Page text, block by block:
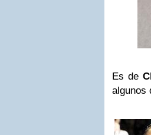
Es de
algunos